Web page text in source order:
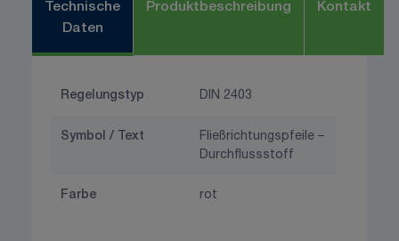
Technische
Daten
Produktbeschreibung Kontakt
Regelungstyp DIN 2403
Symbol / Text
Fließrichtungspfeile –
Durchflussstoff
Farbe rot